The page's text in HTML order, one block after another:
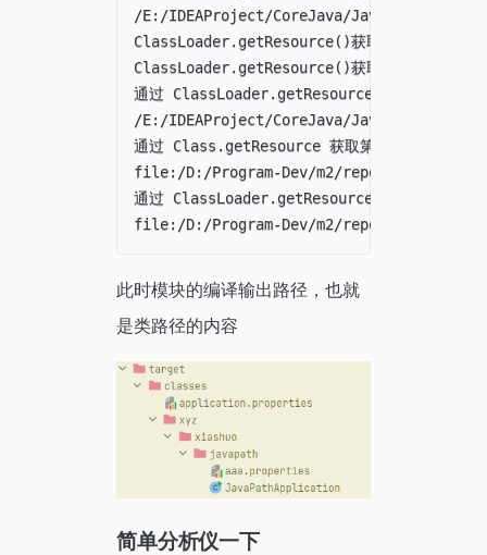
/E:/IDEAProject/CoreJava/JavaPath/
ClassLoader.getResource()获取资源，绝对路径
ClassLoader.getResource()获取资源：加载
通过 ClassLoader.getResource 获取当前模块
/E:/IDEAProject/CoreJava/JavaPath/
通过 Class.getResource 获取第三方jar包中的
file:/D:/Program-Dev/m2/
通过 ClassLoader.getResource 获取第三方jar
此时模块的编译输出路径，也就
是类路径的内容
简单分析仪一下